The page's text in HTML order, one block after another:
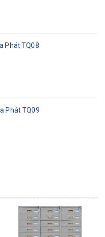
Phát TQ08
Phát TQ09